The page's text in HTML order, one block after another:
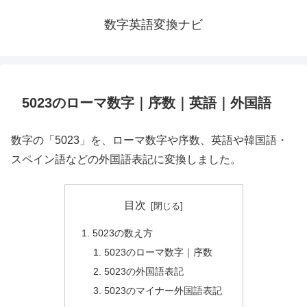
数字英語変換ナビ
5023のローマ数字｜序数｜英語｜外国語
数字の「5023」を、ローマ数字や序数、英語や韓国語・
スペイン語などの外国語表記に変換しました。
目次
5023の数え方
5023のローマ数字｜序数
5023の外国語表記
5023のマイナー外国語表記